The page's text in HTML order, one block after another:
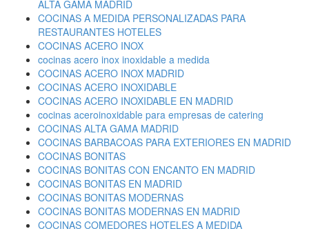
ALTA GAMA MADRID
COCINAS A MEDIDA PERSONALIZADAS PARA
RESTAURANTES HOTELES
COCINAS ACERO INOX
cocinas acero inox inoxidable a medida
COCINAS ACERO INOX MADRID
COCINAS ACERO INOXIDABLE
COCINAS ACERO INOXIDABLE EN MADRID
cocinas aceroinoxidable para empresas de catering
COCINAS ALTA GAMA MADRID
COCINAS BARBACOAS PARA EXTERIORES EN MADRID
COCINAS BONITAS
COCINAS BONITAS CON ENCANTO EN MADRID
COCINAS BONITAS EN MADRID
COCINAS BONITAS MODERNAS
COCINAS BONITAS MODERNAS EN MADRID
COCINAS COMEDORES HOTELES A MEDIDA